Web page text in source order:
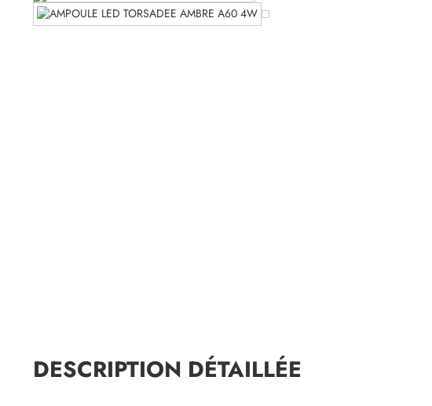
DESCRIPTION DÉTAILLÉE